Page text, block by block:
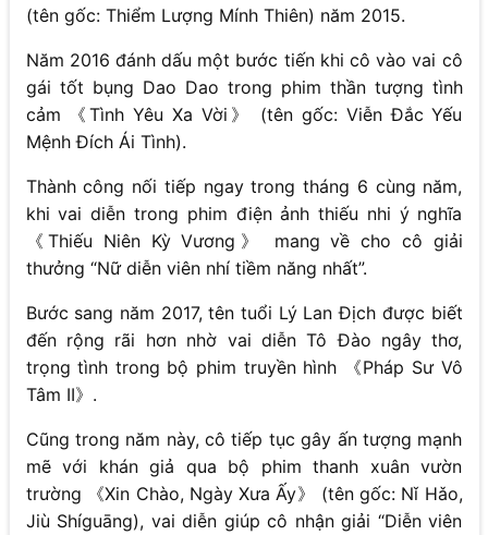
(tên gốc: Thiểm Lượng Mính Thiên) năm 2015.
Năm 2016 đánh dấu một bước tiến khi cô vào vai cô
gái tốt bụng Dao Dao trong phim thần tượng tình
cảm 《Tình Yêu Xa Vời》 (tên gốc: Viễn Đắc Yếu
Mệnh Đích Ái Tình).
Thành công nối tiếp ngay trong tháng 6 cùng năm,
khi vai diễn trong phim điện ảnh thiếu nhi ý nghĩa
《Thiếu Niên Kỳ Vương》 mang về cho cô giải
thưởng “Nữ diễn viên nhí tiềm năng nhất”.
Bước sang năm 2017, tên tuổi Lý Lan Địch được biết
đến rộng rãi hơn nhờ vai diễn Tô Đào ngây thơ,
trọng tình trong bộ phim truyền hình 《Pháp Sư Vô
Tâm II》.
Cũng trong năm này, cô tiếp tục gây ấn tượng mạnh
mẽ với khán giả qua bộ phim thanh xuân vườn
trường 《Xin Chào, Ngày Xưa Ấy》 (tên gốc: Nǐ Hǎo,
Jiù Shíguāng), vai diễn giúp cô nhận giải “Diễn viên